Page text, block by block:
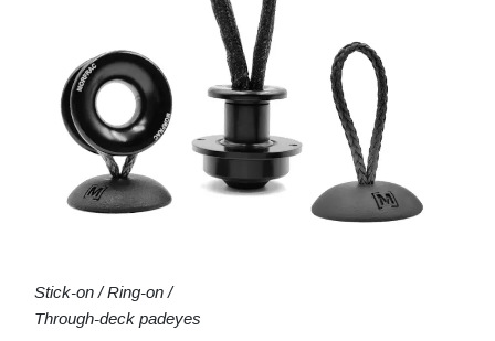
Stick-on / Ring-on /
Through-deck padeyes